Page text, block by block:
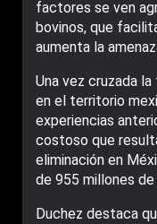
factores se ven
bovinos, que
aumenta la
Una vez cruzada
en el territorio
experiencias
costoso que
eliminación en
de 955 millones
Duchez destaca